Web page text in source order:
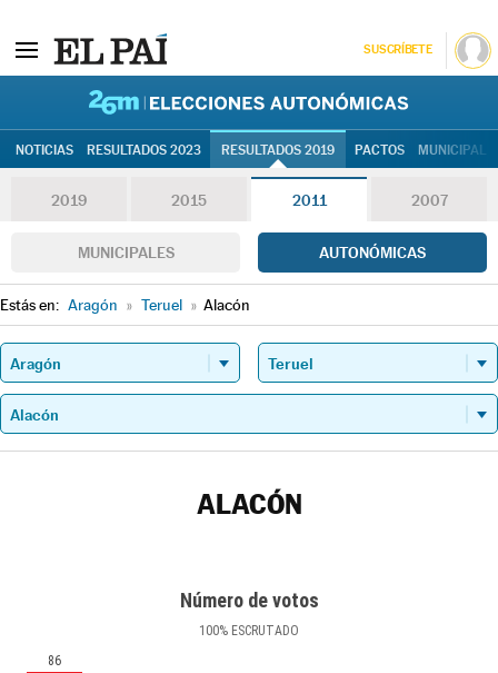
SUSCRÍBETE
NOTICIAS RESULTADOS 2023 RESULTADOS 2019 PACTOS
2019 2015 2011 2007
MUNICIPALES AUTONÓMICAS
Estás en: Aragón » Teruel » Alacón
ALACÓN
Número de votos
100% ESCRUTADO
86